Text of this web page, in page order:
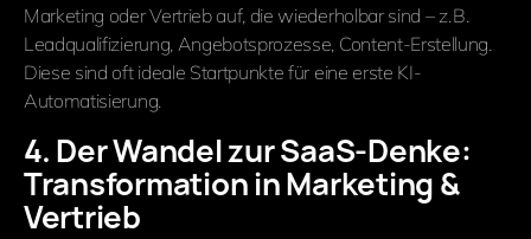
Marketing oder Vertrieb auf, die wiederholbar sind – z. B.
Leadqualifizierung, Angebotsprozesse, Content-Erstellung.
Diese sind oft ideale Startpunkte für eine erste KI-
Automatisierung.
4. Der Wandel zur SaaS-Denke:
Transformation in Marketing &
Vertrieb